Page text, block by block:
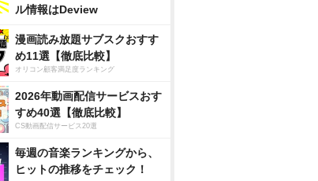
ル情報はDeview
漫画読み放題サブスクおすす
め11選【徹底比較】
オリコン顧客満足度ランキング
2026年動画配信サービスおす
すめ40選【徹底比較】
CS動画配信サービス20選
毎週の音楽ランキングから、
ヒットの推移をチェック！